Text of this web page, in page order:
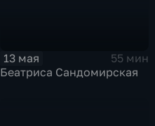
13 мая
55 мин
Беатриса Сандомирская